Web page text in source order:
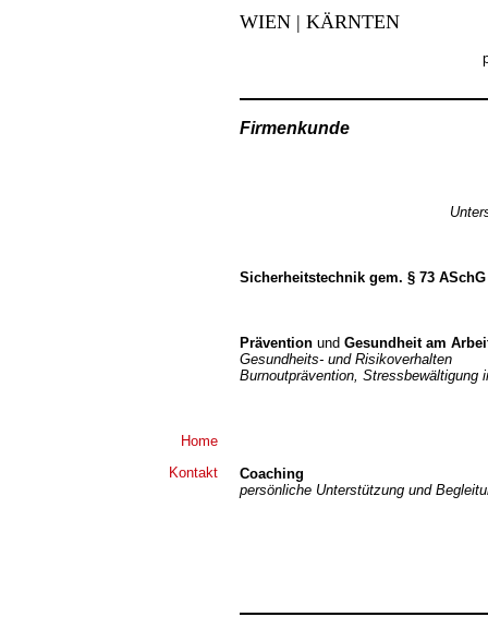
WIEN | KÄRNTEN
Firmenkunde
Sicherheitstechnik gem. § 73 ASchG
Prävention und Gesundheit am
Gesundheits- und Risikoverhalten
Burnoutprävention, Stressbewältigung
Coaching
persönliche Unterstützung und
Home
Kontakt